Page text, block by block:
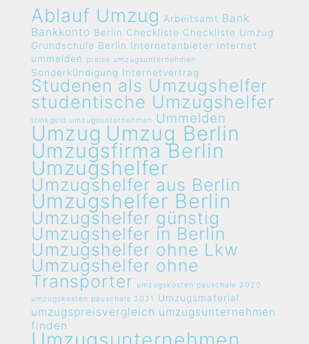
Ablauf Umzug Arbeitsamt Bank
Bankkonto Berlin Checkliste Checkliste Umzug
Grundschule Berlin Internetanbieter Internet
ummelden
preise umzugsunternehmen
Sonderkündigung Internetvertrag
Studenen als Umzugshelfer
studentische Umzugshelfer
trinkgeld umzugsunternehmen Ummelden
Umzug Umzug Berlin
Umzugsfirma Berlin
Umzugshelfer
Umzugshelfer aus Berlin
Umzugshelfer Berlin
Umzugshelfer günstig
Umzugshelfer in Berlin
Umzugshelfer ohne Lkw
Umzugshelfer ohne
Transporter umzugskosten pauschale 2020
umzugskosten pauschale 2021
Umzugsmaterial
umzugspreisvergleich umzugsunternehmen
finden